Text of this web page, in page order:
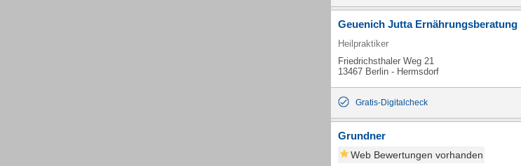
Geuenich Jutta Ernährungsberatung
Heilpraktiker
Friedrichsthaler Weg 21
13467 Berlin - Hermsdorf
Gratis-Digitalcheck
Grundner
Web Bewertungen vorhanden